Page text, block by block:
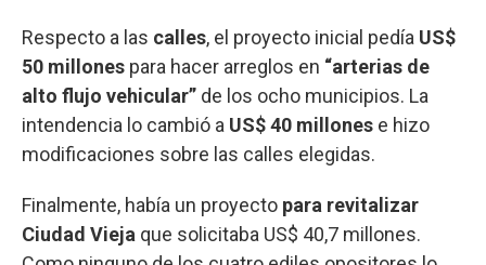
Respecto a las calles, el proyecto inicial pedía US$
50 millones para hacer arreglos en “arterias de
alto flujo vehicular” de los ocho municipios. La
intendencia lo cambió a US$ 40 millones e hizo
modificaciones sobre las calles elegidas.
Finalmente, había un proyecto para revitalizar
Ciudad Vieja que solicitaba US$ 40,7 millones.